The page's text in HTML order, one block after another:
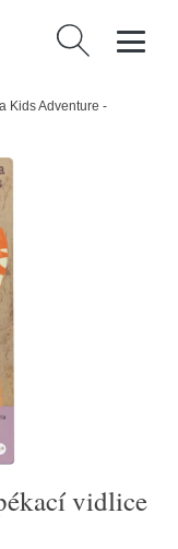
Vyhledávání
Kids Adventure -
vidlice